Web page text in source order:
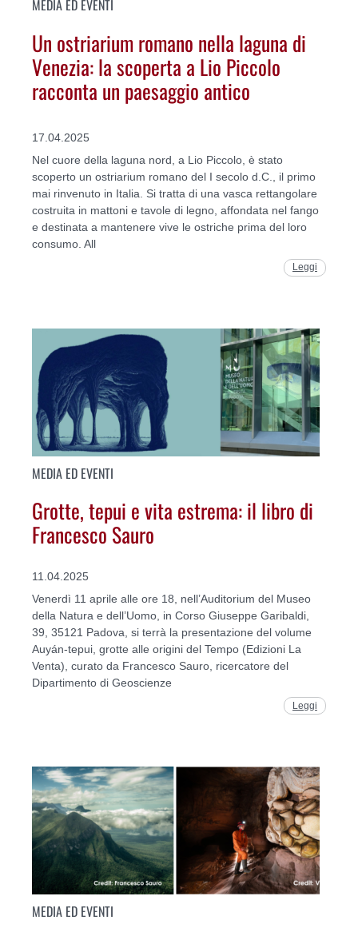
MEDIA ED EVENTI
Un ostriarium romano nella laguna di
Venezia: la scoperta a Lio Piccolo
racconta un paesaggio antico
17.04.2025
Nel cuore della laguna nord, a Lio Piccolo, è stato
scoperto un ostriarium romano del I secolo d.C., il primo
mai rinvenuto in Italia. Si tratta di una vasca rettangolare
costruita in mattoni e tavole di legno, affondata nel fango
e destinata a mantenere vive le ostriche prima del loro
consumo. All
Leggi
MEDIA ED EVENTI
Grotte, tepui e vita estrema: il libro di
Francesco Sauro
11.04.2025
Venerdì 11 aprile alle ore 18, nell’Auditorium del Museo
della Natura e dell’Uomo, in Corso Giuseppe Garibaldi,
39, 35121 Padova, si terrà la presentazione del volume
Auyán-tepui, grotte alle origini del Tempo (Edizioni La
Venta), curato da Francesco Sauro, ricercatore del
Dipartimento di Geoscienze
Leggi
MEDIA ED EVENTI